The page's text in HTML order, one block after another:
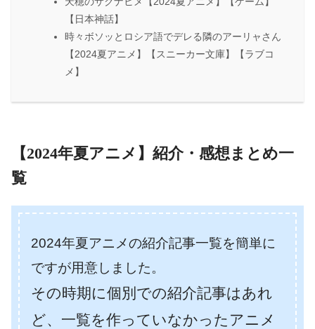
【日本神話】
時々ボソッとロシア語でデレる隣のアーリャさん
【2024夏アニメ】【スニーカー文庫】【ラブコ
メ】
【2024年夏アニメ】紹介・感想まとめ一
覧
2024年夏アニメの紹介記事一覧を簡単に
ですが用意しました。
その時期に個別での紹介記事はあれ
ど、一覧を作っていなかったアニメ